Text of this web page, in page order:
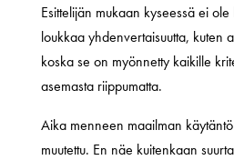
Esittelijän mukaan kyseessä ei
loukkaa yhdenvertaisuutta, kuten
koska se on myönnetty kaikille
asemasta riippumatta.
Aika menneen maailman
muutettu. En näe kuitenkaan